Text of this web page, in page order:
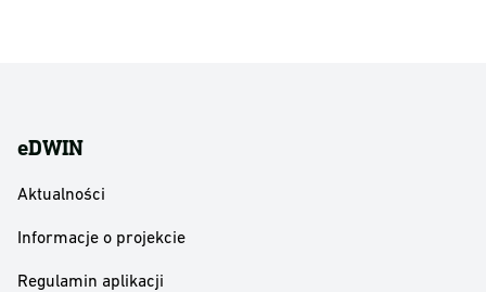
eDWIN
Aktualności
Informacje o projekcie
Regulamin aplikacji